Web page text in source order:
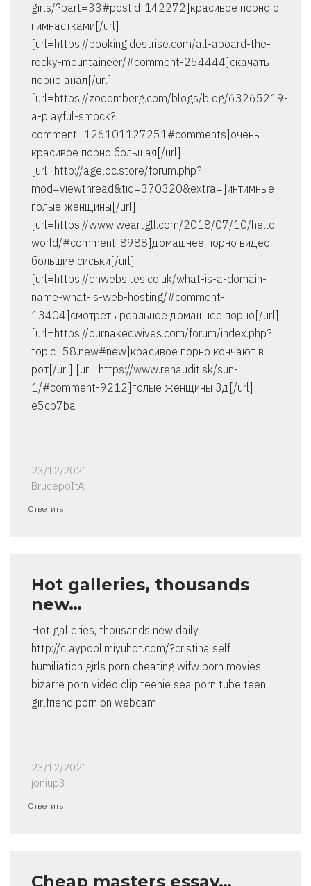
girls/?part=33#postid-142272]красивое порно с
гимнастками[/url]
[url=https://booking.destrise.com/all-aboard-the-
rocky-mountaineer/#comment-254444]скачать
порно анал[/url]
[url=https://zooomberg.com/blogs/blog/63265219-
a-playful-smock?
comment=126101127251#comments]очень
красивое порно большая[/url]
[url=http://ageloc.store/forum.php?
mod=viewthread&tid=370320&extra=]интимные
голые женщины[/url]
[url=https://www.weartgll.com/2018/07/10/hello-
world/#comment-8988]домашнее порно видео
большие сиськи[/url]
[url=https://dhwebsites.co.uk/what-is-a-domain-
name-what-is-web-hosting/#comment-
13404]смотреть реальное домашнее порно[/url]
[url=https://ournakedwives.com/forum/index.php?
topic=58.new#new]красивое порно кончают в
рот[/url] [url=https://www.renaudit.sk/sun-
1/#comment-9212]голые женщины 3д[/url]
e5cb7ba
23/12/2021
BrucepoItA
Ответить
Hot galleries, thousands
new…
Hot galleries, thousands new daily.
http://claypool.miyuhot.com/?cristina self
humiliation girls porn cheating wifw porn movies
bizarre porn video clip teenie sea porn tube teen
girlfriend porn on webcam
23/12/2021
joniup3
Ответить
Cheap masters essay…